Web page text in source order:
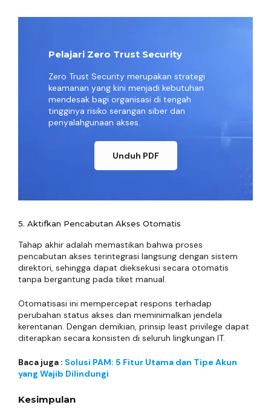
Pelajari Zero Trust Security
Zero Trust Security merupakan strategi
keamanan yang kini menjadi kebutuhan
mendesak bagi organisasi di tengah
tingginya risiko serangan siber dan
penyalahgunaan akses.
Unduh PDF
5. Aktifkan Pencabutan Akses Otomatis
Tahap akhir adalah memastikan bahwa proses
pencabutan akses terintegrasi langsung dengan sistem
direktori, sehingga dapat dieksekusi secara otomatis
tanpa bergantung pada tiket manual.
Otomatisasi ini mempercepat respons terhadap
perubahan status akses dan meminimalkan jendela
kerentanan. Dengan demikian, prinsip least privilege dapat
diterapkan secara konsisten di seluruh lingkungan IT.
Baca juga : Solusi PAM: 5 Fitur Utama dan Tipe Akun
yang Wajib Dilindungi
Kesimpulan